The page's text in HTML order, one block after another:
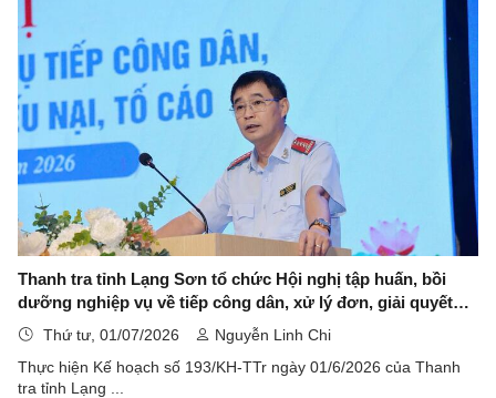
Thanh tra tỉnh Lạng Sơn tổ chức Hội nghị tập huấn, bồi
dưỡng nghiệp vụ về tiếp công dân, xử lý đơn, giải quyết
khiếu nại, tố cáo và công tác phòng, chống tham nhũng,
lãng phí, tiêu cực năm 2026
Thứ tư, 01/07/2026
Nguyễn Linh Chi
Thực hiện Kế hoạch số 193/KH-TTr ngày 01/6/2026 của Thanh
tra tỉnh Lạng ...